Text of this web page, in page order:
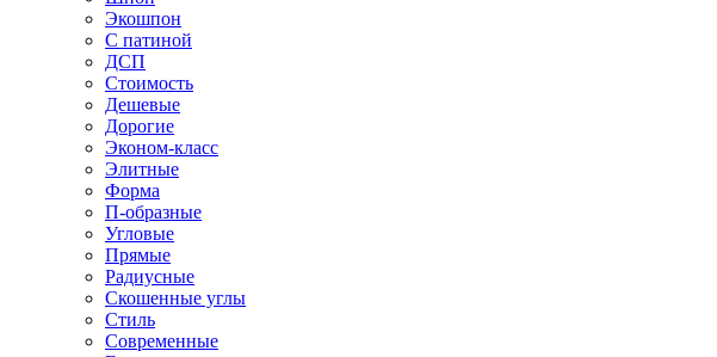
Экошпон
С патиной
ДСП
Стоимость
Дешевые
Дорогие
Эконом-класс
Элитные
Форма
П-образные
Угловые
Прямые
Радиусные
Скошенные углы
Стиль
Современные